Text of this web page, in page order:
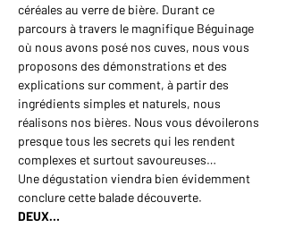
céréales au verre de bière. Durant ce
parcours à travers le magnifique Béguinage
où nous avons posé nos cuves, nous vous
proposons des démonstrations et des
explications sur comment, à partir des
ingrédients simples et naturels, nous
réalisons nos bières. Nous vous dévoilerons
presque tous les secrets qui les rendent
complexes et surtout savoureuses…
Une dégustation viendra bien évidemment
conclure cette balade découverte.
DEUX…